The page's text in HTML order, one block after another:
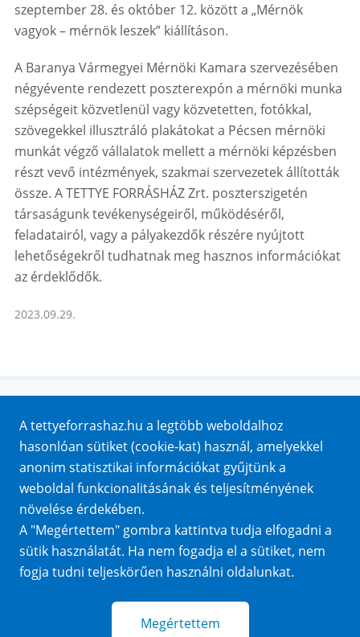
szeptember 28. és október 12. között a „Mérnök
vagyok – mérnök leszek” kiállításon.
A Baranya Vármegyei Mérnöki Kamara szervezésében
négyévente rendezett poszterexpón a mérnöki munka
szépségeit közvetlenül vagy közvetetten, fotókkal,
szövegekkel illusztráló plakátokat a Pécsen mérnöki
munkát végző vállalatok mellett a mérnöki képzésben
részt vevő intézmények, szakmai szervezetek állították
össze. A TETTYE FORRÁSHÁZ Zrt. poszterszigetén
társaságunk tevékenységeiről, működéséről,
feladatairól, vagy a pályakezdők részére nyújtott
lehetőségekről tudhatnak meg hasznos információkat
az érdeklődők.
2023.09.29.
Impresszum
Sütik
Adatvédelem
Közérdekű adatok
A tettyeforrashaz.hu a legtöbb weboldalhoz
hasonlóan sütiket (cookie-kat) használ, amelyekkel
anonim statisztikai információkat gyűjtünk a
weboldal funkcionalitásának és teljesítményének
növelése érdekében.
A "Megértettem" gombra kattintva tudja elfogadni a
sütik használatát. Ha nem fogadja el a sütiket, nem
fogja tudni teljeskörűen használni oldalunkat.
Megértettem